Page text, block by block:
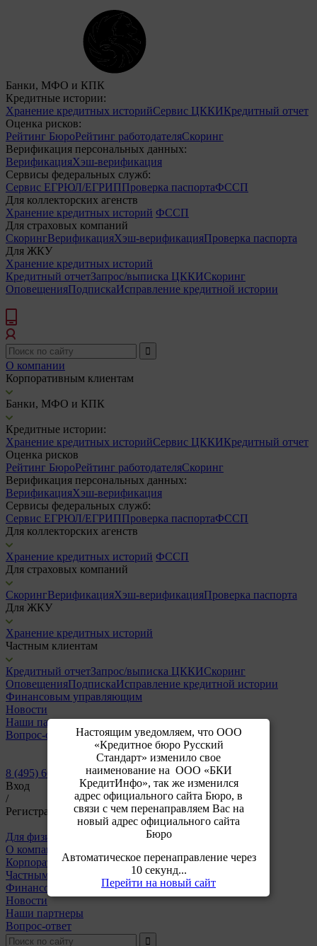
Настоящим уведомляем, что ООО
«Кредитное бюро Русский
Стандарт» изменило свое
наименование на ООО «БКИ
КредитИнфо», так же изменился
адрес официального сайта Бюро, в
связи с чем перенаправляем Вас на
новый адрес официального сайта
Бюро
Автоматическое перенаправление через
10 секунд...
Перейти на новый сайт
Банки, МФО и КПК
Кредитные истории:
Хранение кредитных историйСервис ЦККИКредитный отчет
Оценка рисков:
Рейтинг БюроРейтинг работодателяСкоринг
Верификация персональных данных:
ВерификацияХэш-верификация
Сервисы федеральных служб:
Сервис ЕГРЮЛ/ЕГРИППроверка паспортаФССП
Для коллекторских агенств
Хранение кредитных историй ФССП
Для страховых компаний
СкорингВерификацияХэш-верификацияПроверка паспорта
Для ЖКУ
Хранение кредитных историй
Кредитный отчетЗапрос/выписка ЦККИСкоринг
ОповещенияПодпискаИсправление кредитной истории
О компании
Корпоративным клиентам
Банки, МФО и КПК
Кредитные истории:
Хранение кредитных историйСервис ЦККИКредитный отчет
Оценка рисков
Рейтинг БюроРейтинг работодателяСкоринг
Верификация персональных данных:
ВерификацияХэш-верификация
Сервисы федеральных служб:
Сервис ЕГРЮЛ/ЕГРИППроверка паспортаФССП
Для коллекторских агенств
Хранение кредитных историй ФССП
Для страховых компаний
СкорингВерификацияХэш-верификацияПроверка паспорта
Для ЖКУ
Хранение кредитных историй
Частным клиентам
Кредитный отчетЗапрос/выписка ЦККИСкоринг
ОповещенияПодпискаИсправление кредитной истории
Финансовым управляющим
Новости
Наши партнеры
Вопрос-ответ
8 (495) 609-64-24
Вход
/
Регистрация
Для физических лиц
Для корпоративных клиентов
О компании
Корпоративным клиентам
Частным клиентам
Финансовым управляющим
Новости
Наши партнеры
Вопрос-ответ